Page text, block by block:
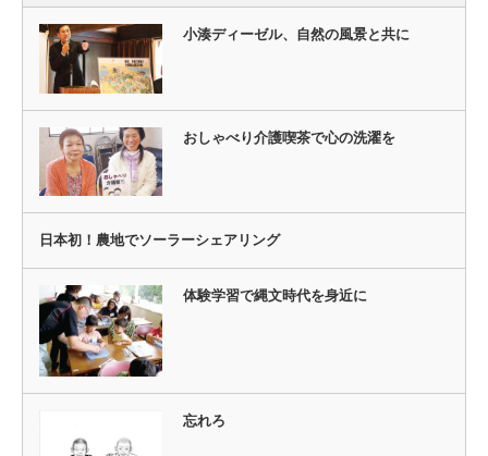
小湊ディーゼル、自然の風景と共に
おしゃべり介護喫茶で心の洗濯を
日本初！農地でソーラーシェアリング
体験学習で縄文時代を身近に
忘れろ